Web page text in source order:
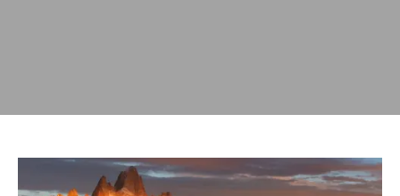
Argentinienliegt in der südlichen Hemisphäre,